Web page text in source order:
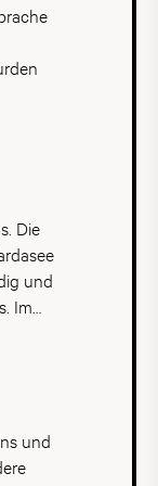
die
Die
und
Im
und